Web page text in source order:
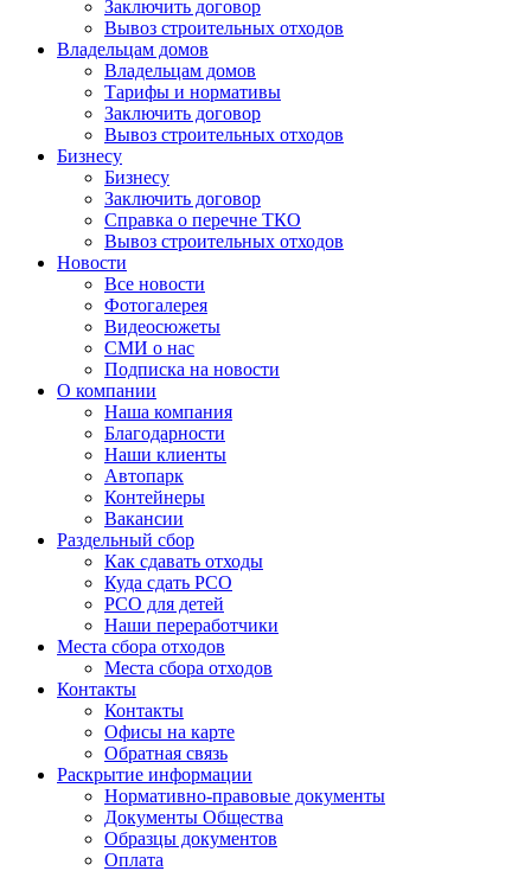
Заключить договор
Вывоз строительных отходов
Владельцам домов
Владельцам домов
Тарифы и нормативы
Заключить договор
Вывоз строительных отходов
Бизнесу
Бизнесу
Заключить договор
Справка о перечне ТКО
Вывоз строительных отходов
Новости
Все новости
Фотогалерея
Видеосюжеты
СМИ о нас
Подписка на новости
О компании
Наша компания
Благодарности
Наши клиенты
Автопарк
Контейнеры
Вакансии
Раздельный сбор
Как сдавать отходы
Куда сдать РСО
РСО для детей
Наши переработчики
Места сбора отходов
Места сбора отходов
Контакты
Контакты
Офисы на карте
Обратная связь
Раскрытие информации
Нормативно-правовые документы
Документы Общества
Образцы документов
Оплата